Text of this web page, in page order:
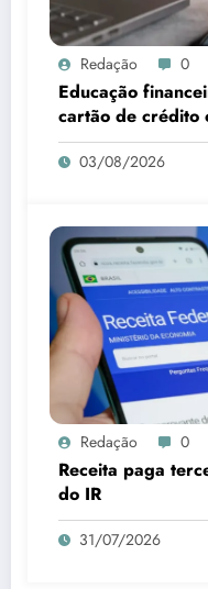
Redação 0
Educação
cartão de crédito
03/08/2026
Redação 0
Receita paga
do IR
31/07/2026